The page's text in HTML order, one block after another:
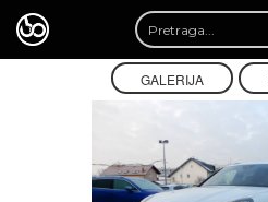
GALERIJA